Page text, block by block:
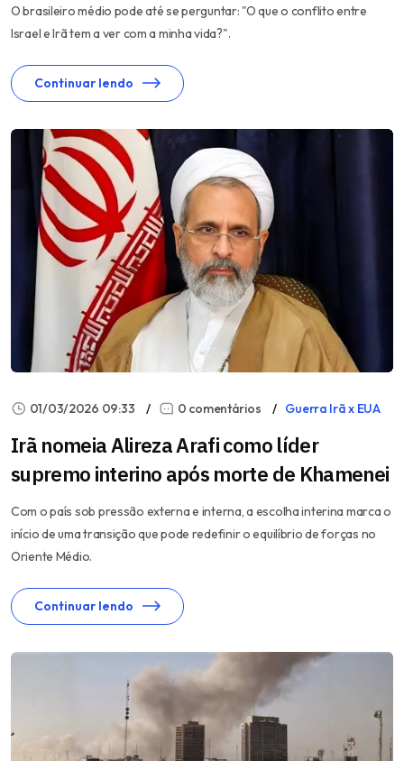
O brasileiro médio pode até se perguntar: "O que o conflito entre
Israel e Irã tem a ver com a minha vida?".
Continuar lendo
01/03/2026 09:33 0 comentários Guerra Irã x EUA
Irã nomeia Alireza Arafi como líder
supremo interino após morte de Khamenei
Com o país sob pressão externa e interna, a escolha interina marca o
início de uma transição que pode redefinir o equilíbrio de forças no
Oriente Médio.
Continuar lendo